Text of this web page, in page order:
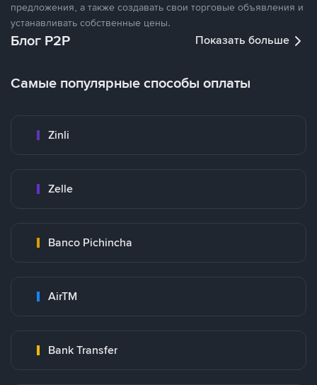
предложения, а также создавать свои торговые объявления и
устанавливать собственные цены.
Блог P2P Показать больше
Самые популярные способы оплаты
Zinli
Zelle
Banco Pichincha
AirTM
Bank Transfer